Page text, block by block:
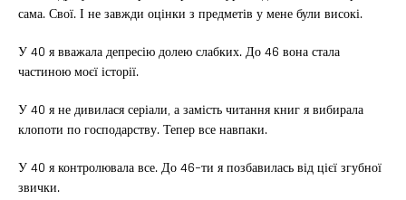
сама. Свої. І не завжди оцінки з предметів у мене були високі.
У 40 я вважала депресію долею слабких. До 46 вона стала
частиною моєї історії.
У 40 я не дивилася серіали, а замість читання книг я вибирала
клопоти по господарству. Тепер все навпаки.
У 40 я контролювала все. До 46-ти я позбавилась від цієї згубної
звички.